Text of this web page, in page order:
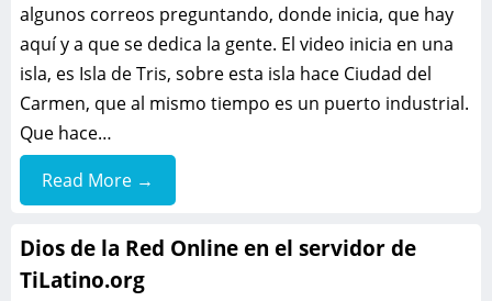
algunos correos preguntando, donde inicia, que hay
aquí y a que se dedica la gente. El video inicia en una
isla, es Isla de Tris, sobre esta isla hace Ciudad del
Carmen, que al mismo tiempo es un puerto industrial.
Que hace…
Read More →
Dios de la Red Online en el servidor de
TiLatino.org